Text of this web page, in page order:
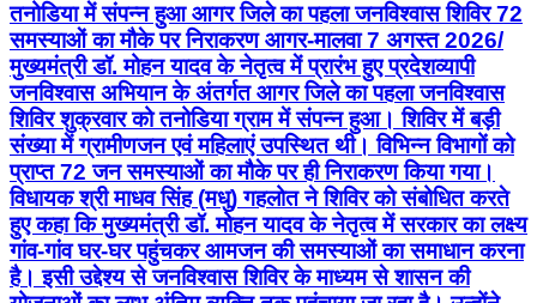
तनोडिया में संपन्न हुआ आगर जिले का पहला जनविश्वास शिविर 72
समस्याओं का मौके पर निराकरण आगर-मालवा 7 अगस्त 2026/
मुख्यमंत्री डॉ. मोहन यादव के नेतृत्व में प्रारंभ हुए प्रदेशव्यापी
जनविश्वास अभियान के अंतर्गत आगर जिले का पहला जनविश्वास
शिविर शुक्रवार को तनोडिया ग्राम में संपन्न हुआ। शिविर में बड़ी
संख्या में ग्रामीणजन एवं महिलाएं उपस्थित थी। विभिन्न विभागों को
प्राप्त 72 जन समस्याओं का मौके पर ही निराकरण किया गया।
विधायक श्री माधव सिंह (मधु) गहलोत ने शिविर को संबोधित करते
हुए कहा कि मुख्यमंत्री डॉ. मोहन यादव के नेतृत्व में सरकार का लक्ष्य
गांव-गांव घर-घर पहुंचकर आमजन की समस्याओं का समाधान करना
है। इसी उद्देश्य से जनविश्वास शिविर के माध्यम से शासन की